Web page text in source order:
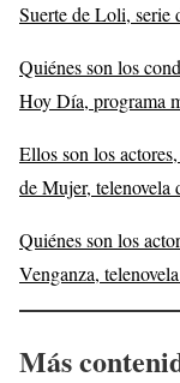
Suerte de Loli, serie
Quiénes son los
Hoy Día, programa
Ellos son los
de Mujer, telenovela
Quiénes son los
Venganza,
Más